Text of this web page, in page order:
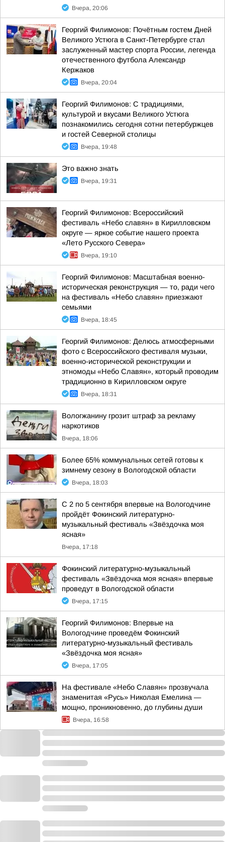
Вчера, 20:06
Георгий Филимонов: Почётным гостем Дней
Великого Устюга в Санкт-Петербурге стал
заслуженный мастер спорта России, легенда
отечественного футбола Александр
Кержаков
Вчера, 20:04
Георгий Филимонов: С традициями,
культурой и вкусами Великого Устюга
познакомились сегодня сотни петербуржцев
и гостей Северной столицы
Вчера, 19:48
Это важно знать
Вчера, 19:31
Георгий Филимонов: Всероссийский
фестиваль «Небо славян» в Кирилловском
округе — яркое событие нашего проекта
«Лето Русского Севера»
Вчера, 19:10
Георгий Филимонов: Масштабная военно-
историческая реконструкция — то, ради чего
на фестиваль «Небо славян» приезжают
семьями
Вчера, 18:45
Георгий Филимонов: Делюсь атмосферными
фото с Всероссийского фестиваля музыки,
военно-исторической реконструкции и
этномоды «Небо Славян», который проводим
традиционно в Кирилловском округе
Вчера, 18:31
Вологжанину грозит штраф за рекламу
наркотиков
Вчера, 18:06
Более 65% коммунальных сетей готовы к
зимнему сезону в Вологодской области
Вчера, 18:03
С 2 по 5 сентября впервые на Вологодчине
пройдёт Фокинский литературно-
музыкальный фестиваль «Звёздочка моя
ясная»
Вчера, 17:18
Фокинский литературно-музыкальный
фестиваль «Звёздочка моя ясная» впервые
проведут в Вологодской области
Вчера, 17:15
Георгий Филимонов: Впервые на
Вологодчине проведём Фокинский
литературно-музыкальный фестиваль
«Звёздочка моя ясная»
Вчера, 17:05
На фестивале «Небо Славян» прозвучала
знаменитая «Русь» Николая Емелина —
мощно, проникновенно, до глубины души
Вчера, 16:58